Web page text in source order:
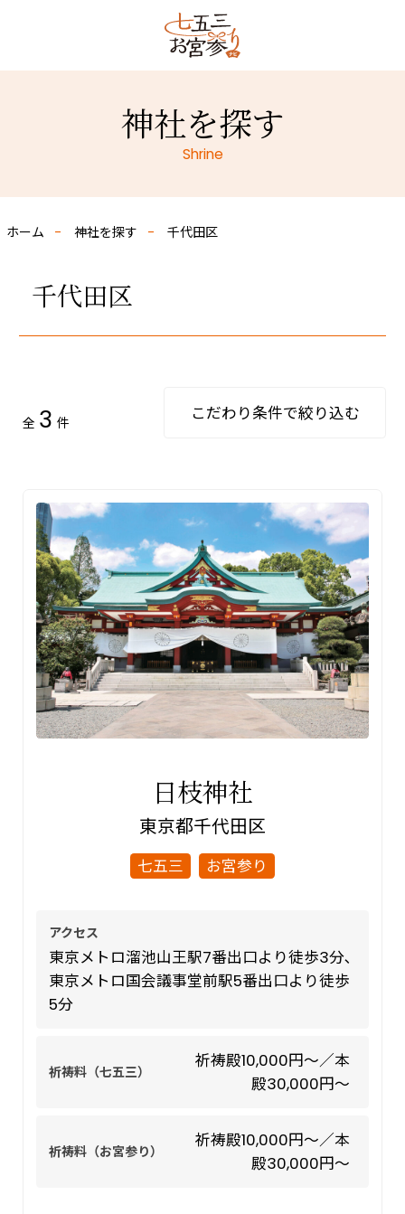
神社を探す
Shrine
ホーム 神社を探す 千代田区
千代田区
全 3 件 こだわり条件で絞り込む
七五三
お宮参り
エリア
東京都23
区
東京都23
区外
神奈川県
埼玉県
港区
文京区
絞り込み
日枝神社
東京都千代田区
七五三 お宮参り
アクセス
東京メトロ溜池山王駅7番出口より徒歩3分､
東京メトロ国会議事堂前駅5番出口より徒歩
5分
祈祷料（七五三）
祈祷殿10,000円～／本
殿30,000円～
祈祷料（お宮参り）
祈祷殿10,000円～／本
殿30,000円～